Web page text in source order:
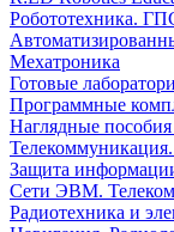
Робототехника.
Мехатроника
Готовые
Программные
Наглядные
Защита
Сети ЭВМ.
Радиотехника и